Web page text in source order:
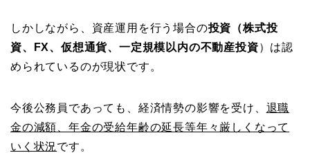
しかしながら、資産運用を行う場合の投資（株式投
資、FX、仮想通貨、一定規模以内の不動産投資）は認
められているのが現状です。
今後公務員であっても、経済情勢の影響を受け、 退職
金の減額、年金の受給年齢の延長等年々厳しくなって
いく状況です。